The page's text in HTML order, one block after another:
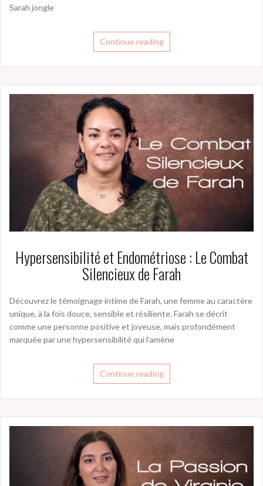
Sarah jongle
Continue reading
Hypersensibilité et Endométriose : Le Combat
Silencieux de Farah
Découvrez le témoignage intime de Farah, une femme au caractère
unique, à la fois douce, sensible et résiliente. Farah se décrit
comme une personne positive et joyeuse, mais profondément
marquée par une hypersensibilité qui l’amène
Continue reading